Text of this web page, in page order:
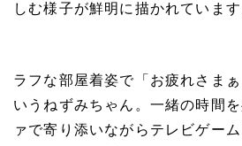
しむ様子が鮮明に描かれています
ラフな部屋着姿で「お疲れさま
いうねずみちゃん。一緒の時間
ァで寄り添いながらテレビゲー